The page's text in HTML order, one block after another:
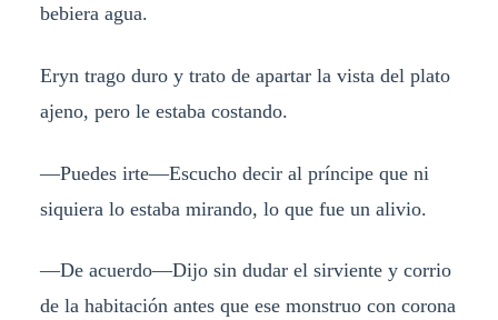
bebiera agua.
Eryn trago duro y trato de apartar la vista del plato
ajeno, pero le estaba costando.
—Puedes irte—Escucho decir al príncipe que ni
siquiera lo estaba mirando, lo que fue un alivio.
—De acuerdo—Dijo sin dudar el sirviente y corrio
de la habitación antes que ese monstruo con corona